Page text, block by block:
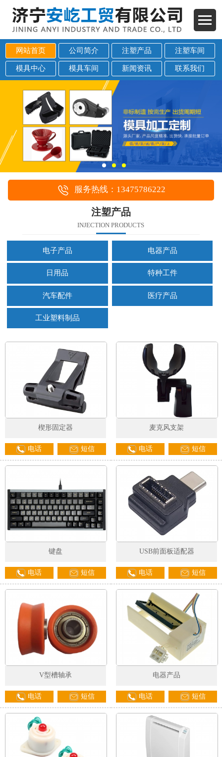
网站首页 公司简介 注塑产品 注塑车间
模具中心 模具车间 新闻资讯 联系我们
1
服务热线：13475786222
注塑产品
INJECTION PRODUCTS
电子产品 电器产品
日用品 特种工件
汽车配件 医疗产品
工业塑料制品
楔形固定器
电话 短信
麦克风支架
电话 短信
键盘
电话 短信
USB前面板适配器
电话 短信
V型槽轴承
电话 短信
电器产品
电话 短信